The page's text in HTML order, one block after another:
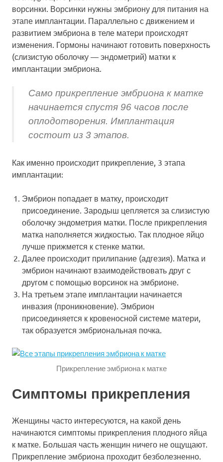
ворсинки. Ворсинки нужны эмбриону для питания на
этапе имплантации. Параллельно с движением и
развитием эмбриона в теле матери происходят
изменения. Гормоны начинают готовить поверхность
(слизистую оболочку — эндометрий) матки к
имплантации эмбриона.
Само прикрепление эмбриона к матке
начинается спустя 96 часов после
оплодотворения. Имплантация
состоит из 3 этапов.
Как именно происходит прикрепление, 3 этапа
имплантации:
Эмбрион попадает в матку, происходит
присоединение. Зародыш цепляется за слизистую
оболочку эндометрия матки. После прикрепления
матка наполняется жидкостью. Так плодное яйцо
лучше прижмется к стенке матки.
Далее происходит прилипание (адгезия). Матка и
эмбрион начинают взаимодействовать друг с
другом с помощью ворсинок на эмбрионе.
На третьем этапе имплантации начинается
инвазия (проникновение). Эмбрион
присоединяется к кровеносной системе матери,
так образуется эмбриональная почка.
Прикрепление эмбриона к матке
Симптомы прикрепления
Женщины часто интересуются, на какой день
начинаются симптомы прикрепления плодного яйца
к матке. Большая часть женщин ничего не ощущают.
Прикрепление эмбриона проходит безболезненно.